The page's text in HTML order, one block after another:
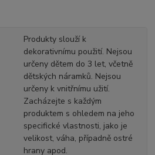
Produkty slouží k
dekorativnímu použití. Nejsou
určeny dětem do 3 let, včetně
dětských náramků. Nejsou
určeny k vnitřnímu užití.
Zacházejte s každým
produktem s ohledem na jeho
specifické vlastnosti, jako je
velikost, váha, případně ostré
hrany apod.